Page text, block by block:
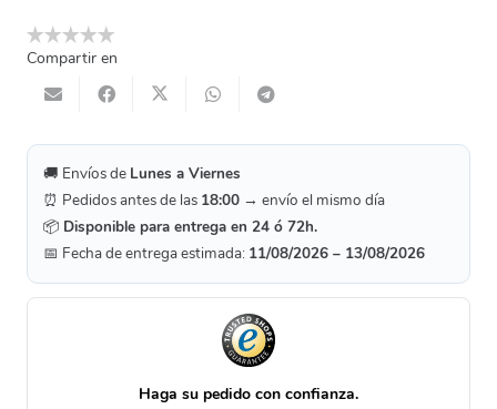
80
Gr.
(6Uds)
Compartir en
🚚 Envíos de Lunes a Viernes
⏰ Pedidos antes de las 18:00 → envío el mismo día
📦 Disponible para entrega en 24 ó 72h.
📅 Fecha de entrega estimada: 11/08/2026 – 13/08/2026